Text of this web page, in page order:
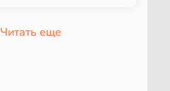
Читать еще